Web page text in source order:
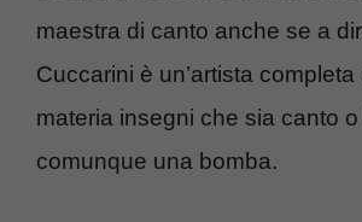
maestra di canto anche se a
Cuccarini è un’artista
materia insegni che sia canto
comunque una bomba.